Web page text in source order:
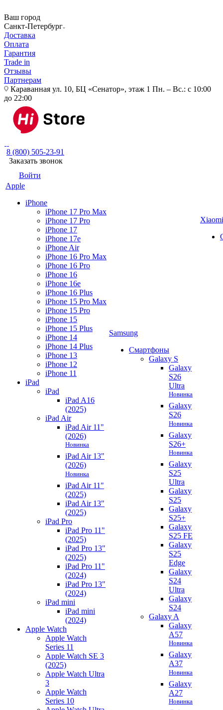
Ваш город
Санкт-Петербург
Доставка
Оплата
Гарантия
Trade in
Отзывы
Партнерам
Караванная ул. 10, БЦ «Сенатор», этаж 1 Пн. – Вс.: с 10:00
до 22:00
8 (800) 505-23-91
Заказать звонок
Войти
Apple
iPhone
iPhone 17 Pro Max
iPhone 17 Pro
iPhone 17
iPhone 17e
iPhone Air
iPhone 16 Pro Max
iPhone 16 Pro
iPhone 16
iPhone 16e
iPhone 16 Plus
iPhone 15 Pro Max
iPhone 15 Pro
iPhone 15
iPhone 15 Plus
iPhone 14
iPhone 14 Plus
iPhone 13
iPhone 12
iPhone 11
iPad
iPad
iPad A16
(2025)
iPad Air
iPad Air 11"
(2026)
Новинка
iPad Air 13"
(2026)
Новинка
iPad Air 11"
(2025)
iPad Air 13"
(2025)
iPad Pro
iPad Pro 11"
(2025)
iPad Pro 13"
(2025)
iPad Pro 11"
(2024)
iPad Pro 13"
(2024)
iPad mini
iPad mini
(2024)
Apple Watch
Apple Watch
Series 11
Apple Watch SE 3
(2025)
Apple Watch Ultra
3
Apple Watch
Series 10
Samsung
Смартфоны
Galaxy S
Galaxy
S26
Ultra
Новинка
Galaxy
S26
Новинка
Galaxy
S26+
Новинка
Galaxy
S25
Ultra
Galaxy
S25
Galaxy
S25+
Galaxy
S25 FE
Galaxy
S25
Edge
Galaxy
S24
Ultra
Galaxy
S24
Galaxy A
Galaxy
A57
Новинка
Galaxy
A37
Новинка
Galaxy
A27
Новинка
Xiaomi